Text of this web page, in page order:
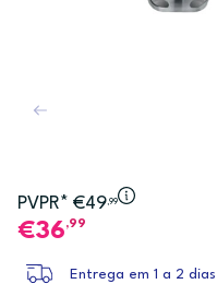
PVPR* €49,99
36,99
Entrega em 1 a 2